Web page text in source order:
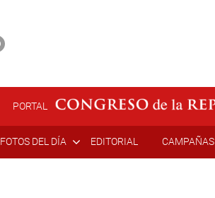
PORTAL
FOTOS DEL DÍA EDITORIAL CAMPAÑAS